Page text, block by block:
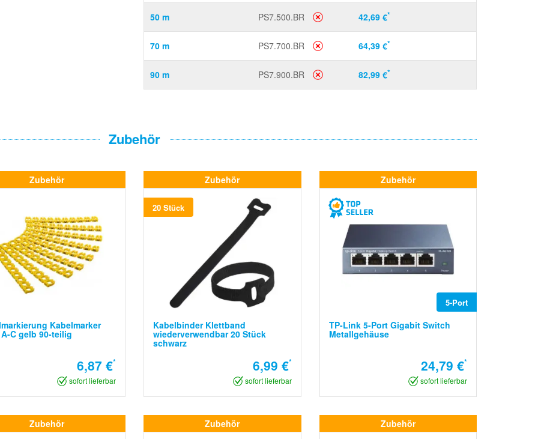
50 m PS7.500.BR 42,69 €*
70 m PS7.700.BR 64,39 €*
90 m PS7.900.BR 82,99 €*
Zubehör
Zubehör
Kabelmarker
C gelb 90-teilig
6,87 €*
sofort lieferbar
Zubehör
20 Stück
Kabelbinder Klettband
wiederverwendbar 20 Stück
schwarz
6,99 €*
sofort lieferbar
Zubehör
5-Port
TP-Link 5-Port Gigabit Switch
Metallgehäuse
24,79 €*
sofort lieferbar
Zubehör Zubehör Zubehör